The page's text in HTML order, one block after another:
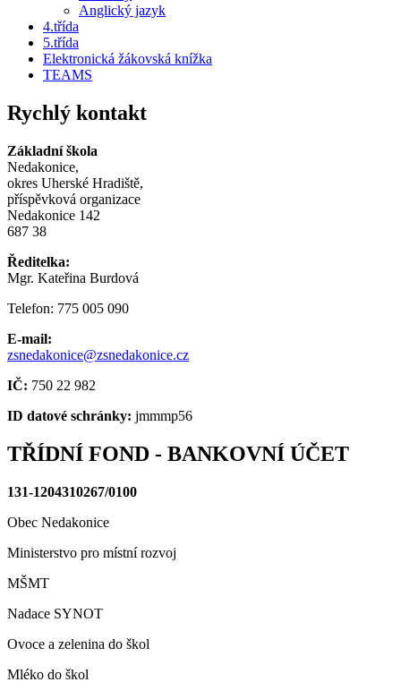
Anglický jazyk
4.třída
5.třída
Elektronická žákovská knížka
TEAMS
Rychlý kontakt
Základní škola
Nedakonice,
okres Uherské Hradiště,
příspěvková organizace
Nedakonice 142
687 38
Ředitelka:
Mgr. Kateřina Burdová
Telefon: 775 005 090
E-mail:
zsnedakonice@zsnedakonice.cz
IČ: 750 22 982
ID datové schránky: jmmmp56
TŘÍDNÍ FOND - BANKOVNÍ ÚČET
131-1204310267/0100
Obec Nedakonice
Ministerstvo pro místní rozvoj
MŠMT
Nadace SYNOT
Ovoce a zelenina do škol
Mléko do škol